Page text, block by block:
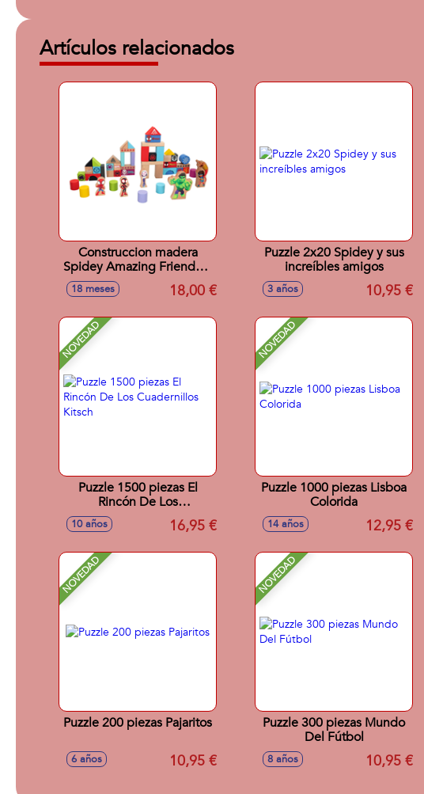
Artículos relacionados
Construccion madera
Spidey Amazing Friends &
Friends
18 meses 18,00 €
Puzzle 2x20 Spidey y sus
increíbles amigos
3 años 10,95 €
NOVEDAD
Puzzle 1500 piezas El
Rincón De Los
Cuadernillos Kitsch
10 años 16,95 €
NOVEDAD
Puzzle 1000 piezas Lisboa
Colorida
14 años 12,95 €
NOVEDAD
Puzzle 200 piezas Pajaritos
6 años 10,95 €
NOVEDAD
Puzzle 300 piezas Mundo
Del Fútbol
8 años 10,95 €